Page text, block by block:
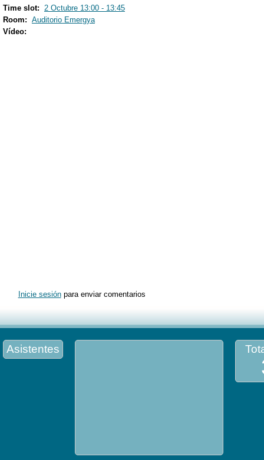
Time slot: 2 Octubre 13:00 - 13:45
Room: Auditorio Emergya
Vídeo:
Inicie sesiónpara enviar comentarios
Asistentes